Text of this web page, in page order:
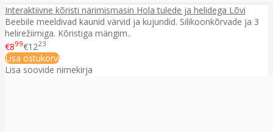
Interaktiivne kõristi närimismasin Hola tulede ja helidega Lõvi
Beebile meeldivad kaunid värvid ja kujundid. Silikoonkõrvade ja 3
helirežiimiga. Kõristiga mängim..
€899€1223
Lisa ostukorvi
Lisa soovide nimekirja